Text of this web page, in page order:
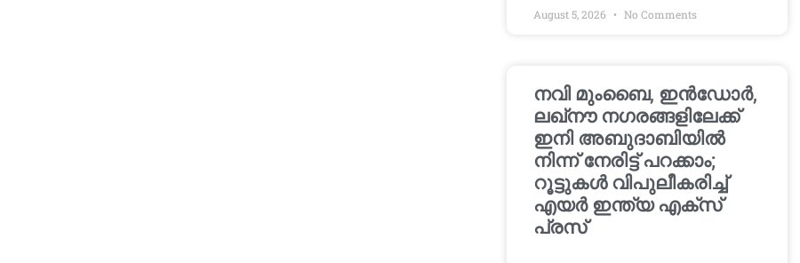
August 5, 2026 No Comments
നവി മുംബൈ, ഇൻഡോർ,
ലഖ്നൗ നഗരങ്ങളിലേക്ക്
ഇനി അബുദാബിയിൽ
നിന്ന് നേരിട്ട് പറക്കാം;
റൂട്ടുകൾ വിപുലീകരിച്ച്
എയർ ഇന്ത്യ എക്സ്
പ്രസ്